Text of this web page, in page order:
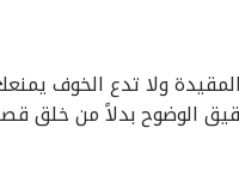
ولا تدع الخوف
الوضوح بدلاً من